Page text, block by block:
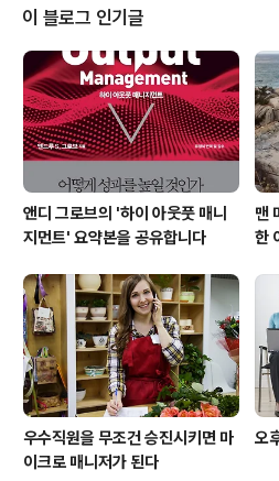
한 상황의 글이지만, 이번엔 아까보다 글의 내용
는 데 시간이 조금 더 걸렸을 겁니다. 모자란 컵
에서 사야 하는 컵의 수를 계산하는 데 자신도
을 썼기 때문입니다. 이는 심리학 실험으로 밝
니다.연구에 따르면 정확한 정보를 줄 때보다
를 줄 때 사람들은 뇌의 에너지를 덜 ..
이 블로그 인기글
앤디 그로브의 '하이 아웃풋 매니
지먼트' 요약본을 공유합니다
맨
한
우수직원을 무조건 승진시키면 마
이크로 매니저가 된다
오